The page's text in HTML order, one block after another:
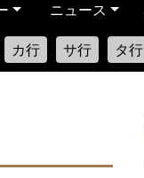
ニュース
カ行 サ行 タ行